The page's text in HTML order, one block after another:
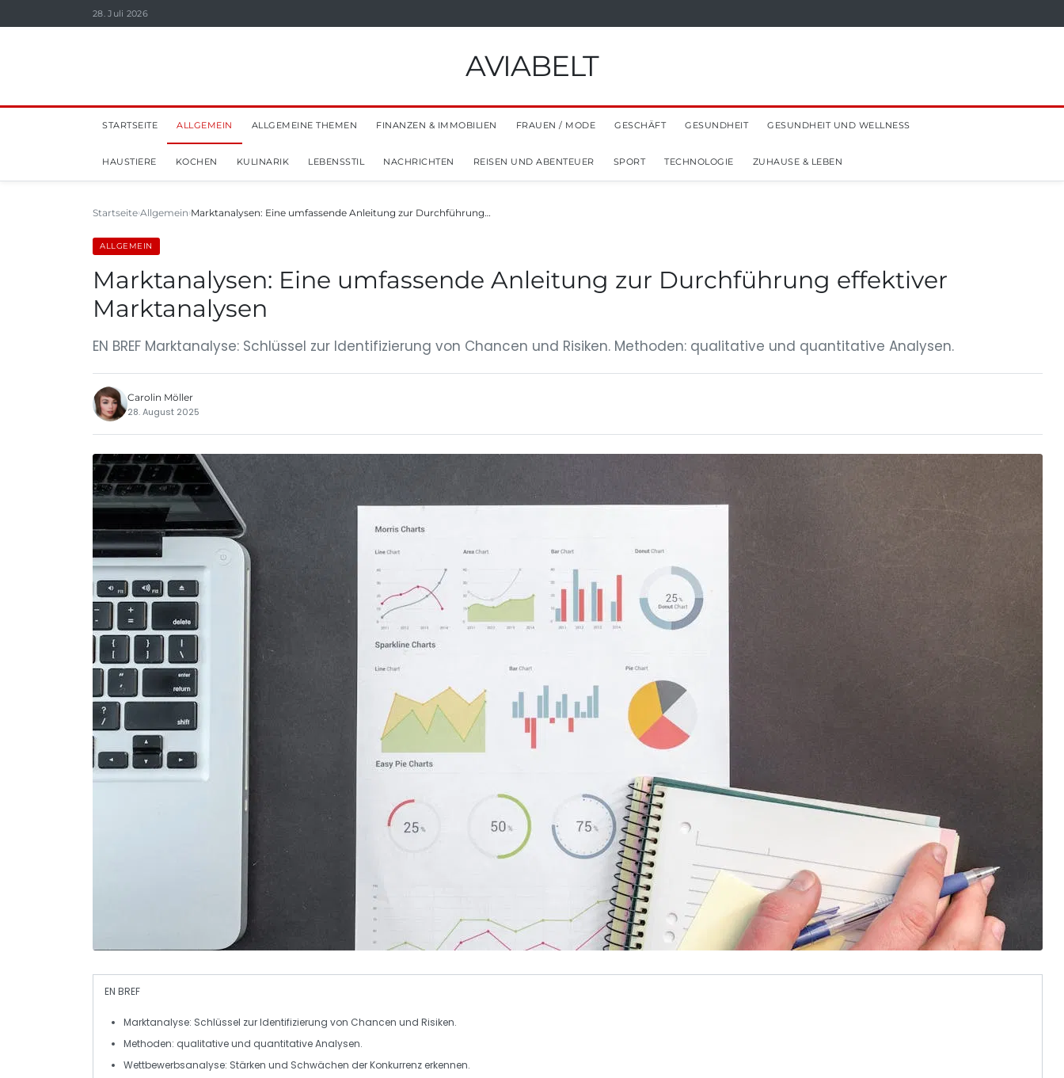
28. Juli 2026
AVIABELT
STARTSEITE ALLGEMEIN ALLGEMEINE THEMEN FINANZEN & IMMOBILIEN FRAUEN / MODE GESCHÄFT GESUNDHEIT GESUNDHEIT UND WELLNESS
HAUSTIERE KOCHEN KULINARIK LEBENSSTIL NACHRICHTEN REISEN UND ABENTEUER SPORT TECHNOLOGIE ZUHAUSE & LEBEN
Startseite Allgemein Marktanalysen: Eine umfassende Anleitung zur Durchführung…
ALLGEMEIN
Marktanalysen: Eine umfassende Anleitung zur Durchführung effektiver
Marktanalysen
EN BREF Marktanalyse: Schlüssel zur Identifizierung von Chancen und Risiken. Methoden: qualitative und quantitative Analysen.
Carolin Möller
28. August 2025
EN BREF
Marktanalyse: Schlüssel zur Identifizierung von Chancen und Risiken.
Methoden: qualitativeund quantitativeAnalysen.
Wettbewerbsanalyse: Stärken und Schwächen derKonkurrenz erkennen.